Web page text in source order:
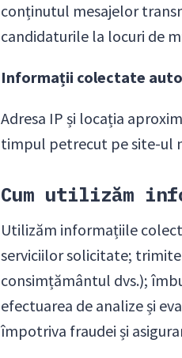
conținutul mesajelor
candidaturile la locuri de
Informații colectate
Adresa IP și locația
timpul petrecut pe site-ul
Cum utilizăm
Utilizăm informațiile
serviciilor solicitate;
consimțământul dvs.);
efectuarea de analize și
împotriva fraudei și